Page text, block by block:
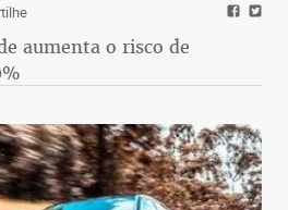
aumenta o risco de